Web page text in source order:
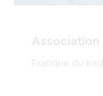
Association
Pratique du